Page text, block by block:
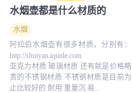
水烟壶都是什么材质的
水烟
阿拉伯水烟壶有很多材质，分别有：
http://shuiyan.iqunle.com
亚克力材质 玻璃材质 还有就是价格略
贵的不锈钢材质 不锈钢材质是目前为
止比较好的 耐用 重量沉 易...